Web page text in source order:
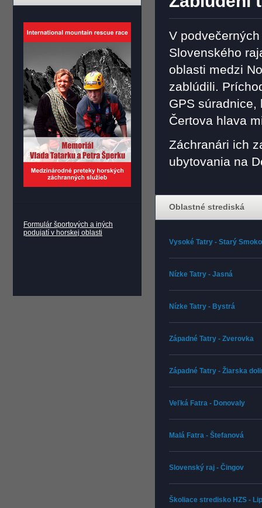
Formulár športových a iných
podujatí v horskej oblasti
V
Slovenského
oblasti medzi
zablúdili.
GPS
Čertova hlava
Záchranári ich
ubytovania na
Oblastné strediská
Vysoké Tatry - Starý
Nízke Tatry - Jasná
Nízke Tatry - Bystrá
Západné Tatry - Zverovka
Západné Tatry - Žiarska
Veľká Fatra - Donovaly
Malá Fatra - Štefanová
Slovenský raj - Čingov
Školiace stredisko HZS -